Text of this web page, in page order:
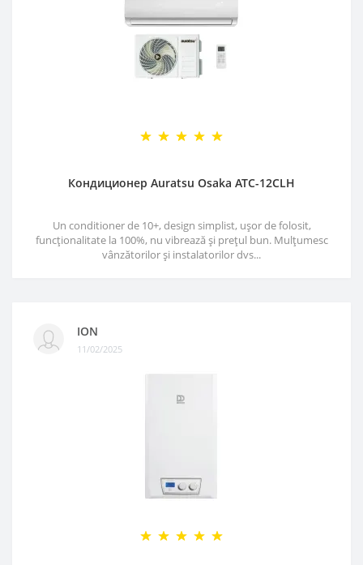
Кондиционер Auratsu Osaka ATC-12CLH
Un conditioner de 10+, design simplist, ușor de folosit,
funcționalitate la 100%, nu vibrează și prețul bun. Mulțumesc
vânzătorilor și instalatorilor dvs...
ION
11/02/2025